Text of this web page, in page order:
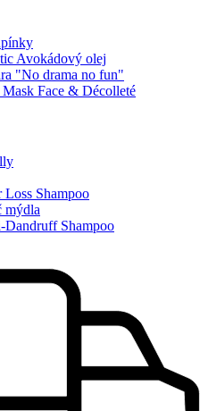
Avokádový olej
"No drama no fun"
Face & Décolleté
Shampoo
mýdla
Shampoo